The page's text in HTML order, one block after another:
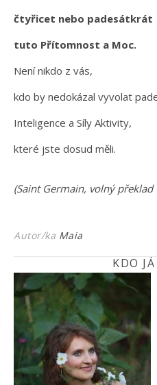
čtyřicet nebo padesátkrát
tuto Přítomnost a Moc.
Není nikdo z vás,
kdo by nedokázal vyvolat
Inteligence a Síly Aktivity,
které jste dosud měli.
(Saint Germain, volný překlad
Autor/ka Maia
KDO